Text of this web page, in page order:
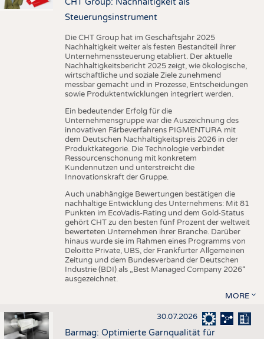
Steuerungsinstrument
Die CHT Group hat im Geschäftsjahr 2025
Nachhaltigkeit weiter als festen Bestandteil ihrer
Unternehmenssteuerung etabliert. Der aktuelle
Nachhaltigkeitsbericht 2025 zeigt, wie ökologische,
wirtschaftliche und soziale Ziele zunehmend
messbar gemacht und in Prozesse, Entscheidungen
sowie Produktentwicklungen integriert werden.
Ein bedeutender Erfolg für die
Unternehmensgruppe war die Auszeichnung des
innovativen Färbeverfahrens PIGMENTURA mit
dem Deutschen Nachhaltigkeitspreis 2026 in der
Produktkategorie. Die Technologie verbindet
Ressourcenschonung mit konkretem
Kundennutzen und unterstreicht die
Innovationskraft der Gruppe.
Auch unabhängige Bewertungen bestätigen die
nachhaltige Entwicklung des Unternehmens: Mit 81
Punkten im EcoVadis-Rating und dem Gold-Status
gehört CHT zu den besten fünf Prozent der weltweit
bewerteten Unternehmen ihrer Branche. Darüber
hinaus wurde sie im Rahmen eines Programms von
Deloitte Private, UBS, der Frankfurter Allgemeinen
Zeitung und dem Bundesverband der Deutschen
Industrie (BDI) als „Best Managed Company 2026“
ausgezeichnet.
MORE
30.07.2026
Barmag: Optimierte Garnqualität für